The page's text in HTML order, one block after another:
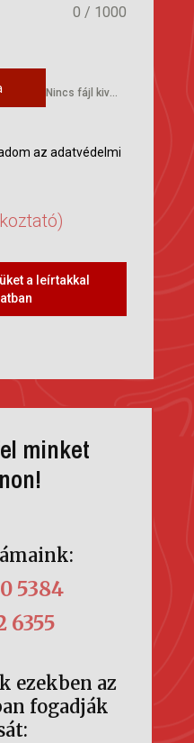
0 / 1000
Nincs fájl kiválasztva
az adatvédelmi
a leírtakkal
minket
5384
6355
ezekben az
fogadják